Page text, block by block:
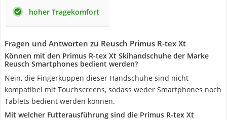
hoher Tragekomfort
Fragen und Antworten zu Reusch Primus R-tex Xt
Können mit den Primus R-tex Xt Skihandschuhe der Marke
Reusch Smartphones bedient werden?
Nein, die Fingerkuppen dieser Handschuhe sind nicht
kompatibel mit Touchscreens, sodass weder Smartphones noch
Tablets bedient werden können.
Mit welcher Futterausführung sind die Primus R-tex Xt